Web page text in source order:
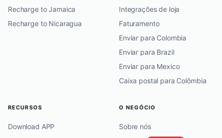
Recharge to Jamaica
Recharge to Nicaragua
Integrações de loja
Faturamento
Enviar para Colombia
Enviar para Brazil
Enviar para Mexico
Caixa postal para Colômbia
RECURSOS
Download APP
O NEGÓCIO
Sobre nós